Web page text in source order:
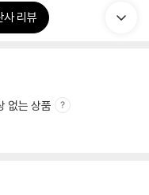
사 리뷰
없는 상품